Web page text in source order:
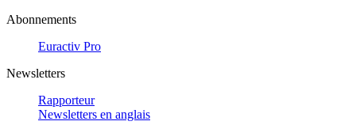
Abonnements
Euractiv Pro
Newsletters
Rapporteur
Newsletters en anglais